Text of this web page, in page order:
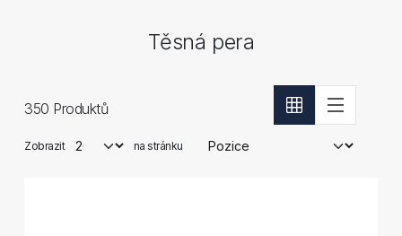
Těsná pera
350 Produktů
Zobrazit na stránku